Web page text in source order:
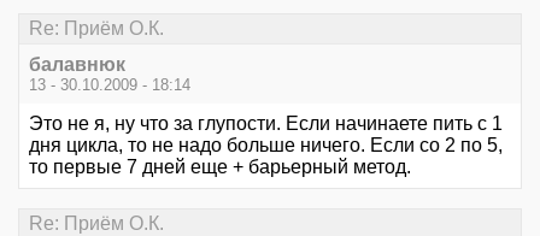
Re: Приём О.К.
балавнюк
13 - 30.10.2009 - 18:14
Это не я, ну что за глупости. Если начинаете пить с 1
дня цикла, то не надо больше ничего. Если со 2 по 5,
то первые 7 дней еще + барьерный метод.
Re: Приём О.К.